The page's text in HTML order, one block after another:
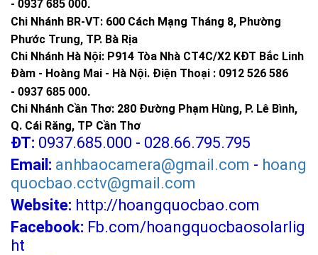
- 0937 685 000.
Chi Nhánh BR-VT: 600 Cách Mạng Tháng 8, Phường
Phước Trung, TP. Bà Rịa
Chi Nhánh Hà Nội: P914 Tòa Nhà CT4C/X2 KĐT Bắc Linh
Đàm - Hoàng Mai - Hà Nội. Điện Thoại : 0912 526 586
- 0937 685 000.
Chi Nhánh Cần Thơ: 280 Đường Phạm Hùng, P. Lê Bình,
Q. Cái Răng, TP Cần Thơ
ĐT: 0937.685.000 - 028.66.795.795
Email: anhbaocamera@gmail.com - hoang
quocbao.cctv@gmail.com
Website: http://hoangquocbao.com
Facebook: Fb.com/hoangquocbaosolarlig
ht